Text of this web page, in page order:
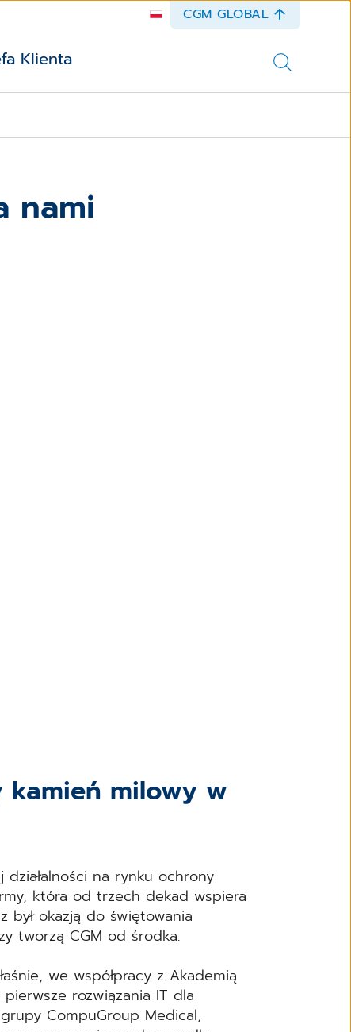
CGM GLOBAL
Klienta
nami
kamień milowy w
na rynku ochrony
która od trzech dekad wspiera
był okazją do świętowania
tworzą CGM od środka.
we współpracy z Akademią
rozwiązania IT dla
CompuGroup Medical,